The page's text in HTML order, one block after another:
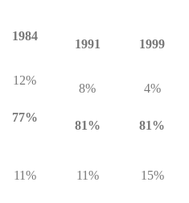
1984
1991 1999
12%
8% 4%
77%
81% 81%
11% 11% 15%